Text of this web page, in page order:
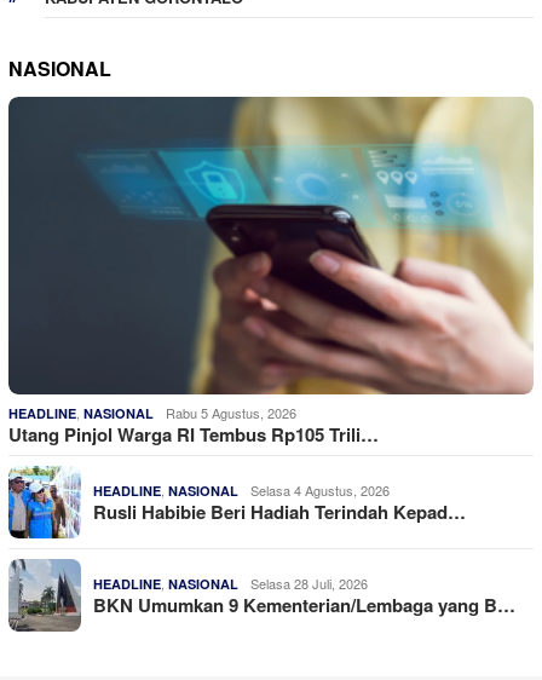
NASIONAL
HEADLINE NASIONAL Rabu 5 Agustus, 2026
Utang Pinjol Warga RI Tembus Rp105 Trili…
HEADLINE NASIONAL Selasa 4 Agustus, 2026
Rusli Habibie Beri Hadiah Terindah Kepad…
HEADLINE NASIONAL Selasa 28 Juli, 2026
BKN Umumkan 9 Kementerian/Lembaga yang B…